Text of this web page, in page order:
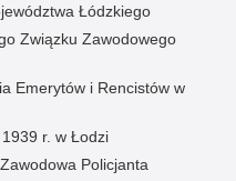
Łódzkiego
Związku Zawodowego
Emerytów i Rencistów w
r. w Łodzi
Policjanta